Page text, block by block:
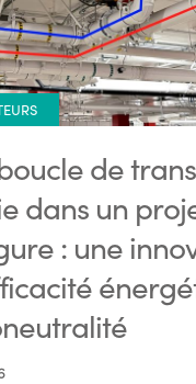
de
dans un
: une